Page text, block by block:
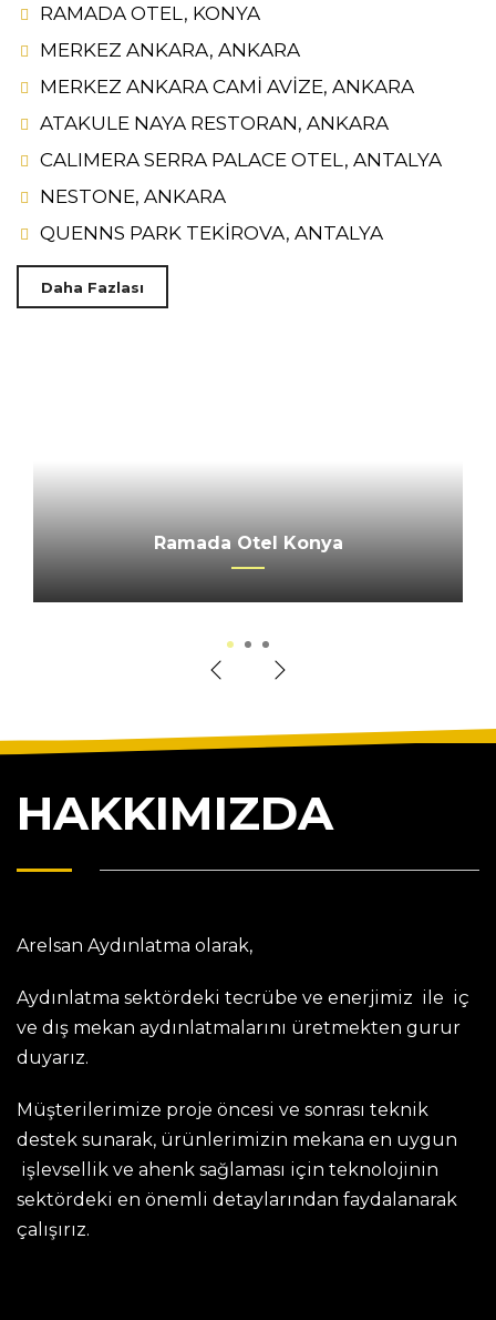
RAMADA OTEL, KONYA
MERKEZ ANKARA, ANKARA
MERKEZ ANKARA CAMİ AVİZE, ANKARA
ATAKULE NAYA RESTORAN, ANKARA
CALIMERA SERRA PALACE OTEL, ANTALYA
NESTONE, ANKARA
QUENNS PARK TEKİROVA, ANTALYA
Daha Fazlası
Ramada Otel Konya
Merkez Ankara
CALIMERA SERRA PALACE OTEL
1 2
HAKKIMIZDA
Arelsan Aydınlatma olarak,
Aydınlatma sektördeki tecrübe ve enerjimiz ile iç
ve dış mekan aydınlatmalarını üretmekten gurur
duyarız.
Müşterilerimize proje öncesi ve sonrası teknik
destek sunarak, ürünlerimizin mekana en uygun
işlevsellik ve ahenk sağlaması için teknolojinin
sektördeki en önemli detaylarından faydalanarak
çalışırız.